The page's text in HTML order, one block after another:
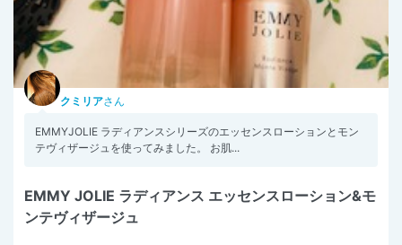
クミリアさん
EMMYJOLIE ラディアンスシリーズのエッセンスローションとモン
テヴィザージュを使ってみました。 お肌...
EMMY JOLIE ラディアンス エッセンスローション&モ
ンテヴィザージュ